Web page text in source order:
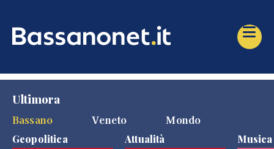
Ultimora
Bassano
Veneto Mondo
Geopolitica Attualità Musica